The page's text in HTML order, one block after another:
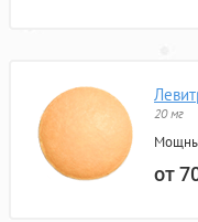
20 мг
от